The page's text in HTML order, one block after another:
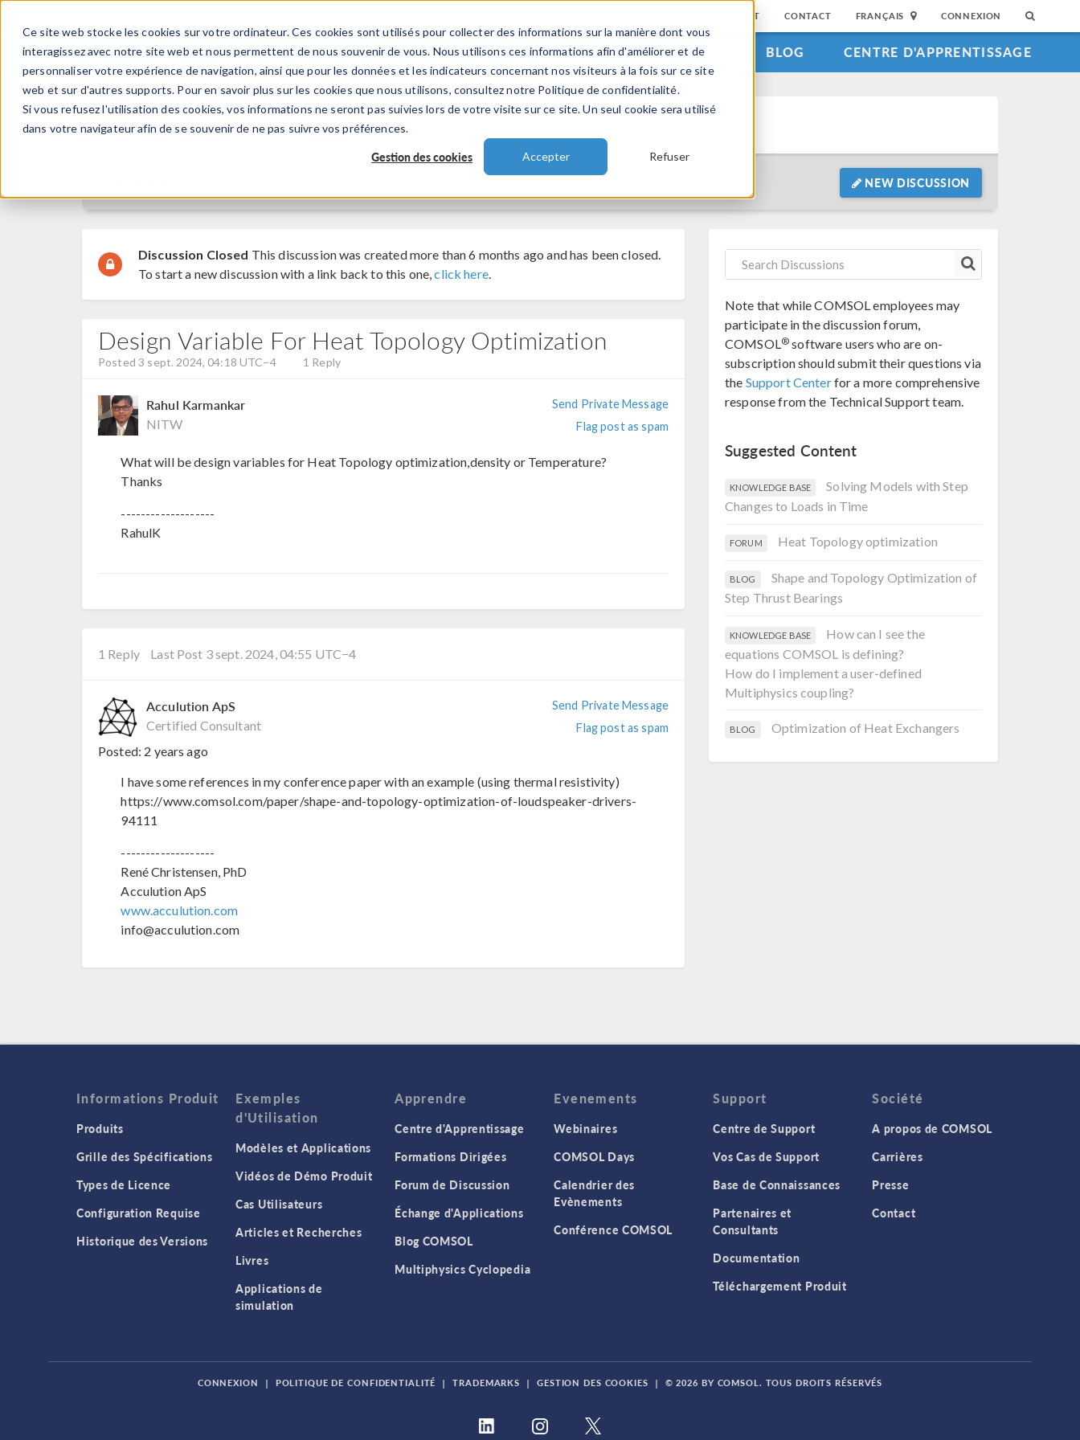
Ce site web stocke les cookies sur votre ordinateur. Ces cookies sont utilisés pour collecter des informations sur la manière dont vous
interagissez avec notre site web et nous permettent de nous souvenir de vous. Nous utilisons ces informations afin d'améliorer et de
personnaliser votre expérience de navigation, ainsi que pour les données et les indicateurs concernant nos visiteurs à la fois sur ce site
web et sur d'autres supports. Pour en savoir plus sur les cookies que nous utilisons, consultez notre Politique de confidentialité.
Si vous refusez l'utilisation des cookies, vos informations ne seront pas suivies lors de votre visite sur ce site. Un seul cookie sera utilisé
dans votre navigateur afin de se souvenir de ne pas suivre vos préférences.
Gestion des cookies Accepter Refuser
SUPPORT CONTACT FRANÇAIS CONNEXION
PRODUITS INDUSTRIES VIDEOS EVENEMENTS BLOG CENTRE D'APPRENTISSAGE
Discussion Forum
NEW DISCUSSION
Discussion Closed This discussion was created more than 6 months ago and has been closed.
To start a new discussion with a link back to this one,click here.
Design Variable For Heat Topology Optimization
Posted 3 sept. 2024, 04:18 UTC−4 1 Reply
Rahul Karmankar
NITW
Send Private Message
Flag post as spam
What will be design variables for Heat Topology optimization,density or Temperature?
Thanks
-------------------
RahulK
1 Reply Last Post 3 sept. 2024, 04:55 UTC−4
Acculution ApS
Certified Consultant
Send Private Message
Flag post as spam
Posted: 2 years ago
I have some references in my conference paper with an example (using thermal resistivity)
https://www.comsol.com/paper/shape-and-topology-optimization-of-loudspeaker-drivers-
94111
-------------------
René Christensen, PhD
Acculution ApS
www.acculution.com
info@acculution.com
Note that while COMSOL employees may
participate in the discussion forum,
COMSOL® software users who are on-
subscription should submit their questions via
the Support Centerfor a more comprehensive
response from the Technical Support team.
Suggested Content
KNOWLEDGE BASE
Solving Models with Step
Changes to Loads in Time
FORUM Heat Topology optimization
BLOG
Shape and Topology Optimization of
Step Thrust Bearings
KNOWLEDGE BASE
How can I see the
equations COMSOL is defining?
How do I implement a user-defined
Multiphysics coupling?
BLOG Optimization of Heat Exchangers
Informations Produit
Produits
Grille des Spécifications
Types de Licence
Configuration Requise
Historique des Versions
Exemples
d'Utilisation
Modèles et Applications
Vidéos de Démo Produit
Cas Utilisateurs
Articles et Recherches
Livres
Applications de
simulation
Apprendre
Centre d'Apprentissage
Formations Dirigées
Forum de Discussion
Échange d'Applications
Blog COMSOL
Multiphysics Cyclopedia
Evenements
Webinaires
COMSOL Days
Calendrier des
Evènements
Conférence COMSOL
Support
Centre de Support
Vos Cas de Support
Base de Connaissances
Partenaires et
Consultants
Documentation
Téléchargement Produit
Société
A propos de COMSOL
Carrières
Presse
Contact
CONNEXION | POLITIQUE DE CONFIDENTIALITÉ | TRADEMARKS | GESTION DES COOKIES | © 2026 BY COMSOL. TOUS DROITS RÉSERVÉS